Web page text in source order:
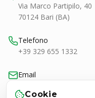
Via Marco Partipilo, 40
70124 Bari (BA)
Telefono
+39 329 655 1332
Email
Cookie